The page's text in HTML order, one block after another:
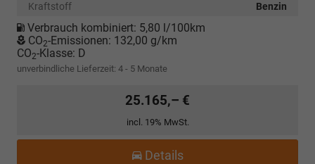
Kraftstoff
Benzin
Verbrauch kombiniert: 5,80 l/100km
CO2-Emissionen: 132,00 g/km
CO2-Klasse: D
unverbindliche Lieferzeit: 4 - 5 Monate
25.165,– €
incl. 19% MwSt.
Details